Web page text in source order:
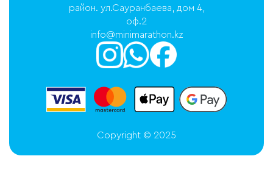
район. ул.Сауранбаева, дом 4,
оф.2
info@minimarathon.kz
Copyright © 2025